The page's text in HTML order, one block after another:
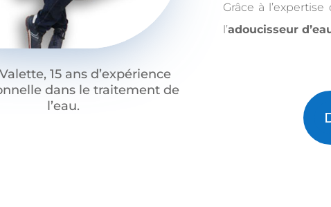
15 ans d’expérience
dans le traitement de
l’eau.
Grâce à
l’adoucisseur